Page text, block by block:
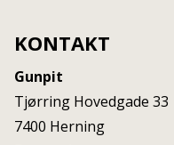
KONTAKT
Gunpit
Tjørring Hovedgade 33
7400 Herning